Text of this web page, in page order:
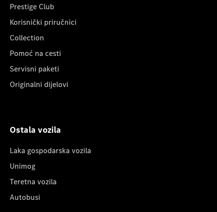
Prestige Club
Korisnički priručnici
Collection
Pomoć na cesti
Servisni paketi
Originalni dijelovi
Ostala vozila
Laka gospodarska vozila
Unimog
Teretna vozila
Autobusi